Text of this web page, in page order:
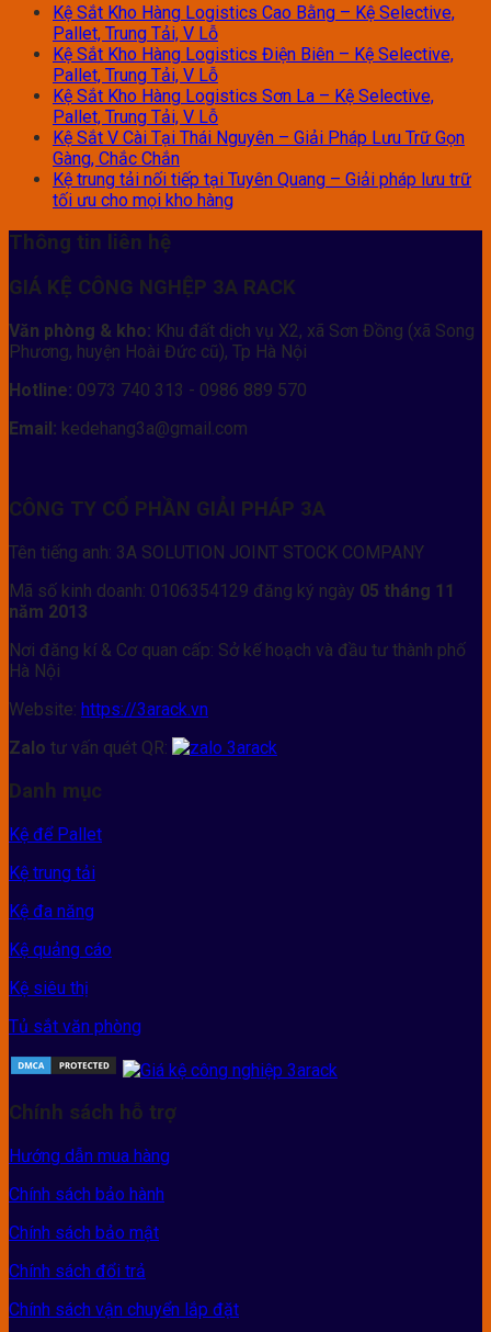
Kệ Sắt Kho Hàng Logistics Cao Bằng – Kệ Selective,
Pallet, Trung Tải, V Lỗ
Kệ Sắt Kho Hàng Logistics Điện Biên – Kệ Selective,
Pallet, Trung Tải, V Lỗ
Kệ Sắt Kho Hàng Logistics Sơn La – Kệ Selective,
Pallet, Trung Tải, V Lỗ
Kệ Sắt V Cài Tại Thái Nguyên – Giải Pháp Lưu Trữ Gọn
Gàng, Chắc Chắn
Kệ trung tải nối tiếp tại Tuyên Quang – Giải pháp lưu trữ
tối ưu cho mọi kho hàng
Thông tin liên hệ
GIÁ KỆ CÔNG NGHỆP 3A RACK
Văn phòng & kho: Khu đất dịch vụ X2, xã Sơn Đồng (xã Song
Phương, huyện Hoài Đức cũ), Tp Hà Nội
Hotline: 0973 740 313 - 0986 889 570
Email: kedehang3a@gmail.com
CÔNG TY CỔ PHẦN GIẢI PHÁP 3A
Tên tiếng anh: 3A SOLUTION JOINT STOCK COMPANY
Mã số kinh doanh: 0106354129 đăng ký ngày 05 tháng 11
năm 2013
Nơi đăng kí & Cơ quan cấp: Sở kế hoạch và đầu tư thành phố
Hà Nội
Website: https://3arack.vn
Zalo tư vấn quét QR:
Danh mục
Kệ để Pallet
Kệ trung tải
Kệ đa năng
Kệ quảng cáo
Kệ siêu thị
Tủ sắt văn phòng
Chính sách hỗ trợ
Hướng dẫn mua hàng
Chính sách bảo hành
Chính sách bảo mật
Chính sách đổi trả
Chính sách vận chuyển lắp đặt